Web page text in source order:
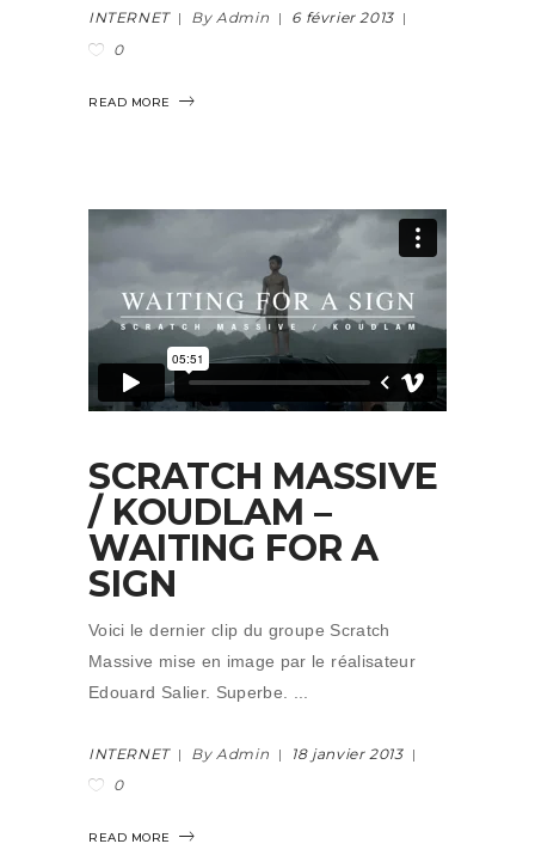
INTERNET By Admin
6 février 2013
0
READ MORE
SCRATCH MASSIVE
/ KOUDLAM –
WAITING FOR A
SIGN
Voici le dernier clip du groupe Scratch
Massive mise en image par le réalisateur
Edouard Salier. Superbe.
INTERNET By Admin
18 janvier 2013
0
READ MORE